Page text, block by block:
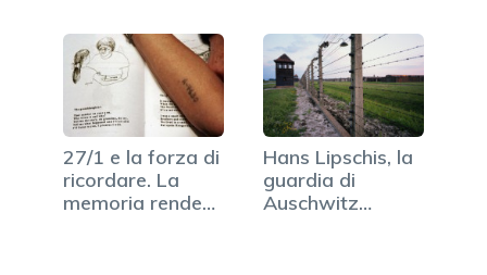
27/1 e la forza di
ricordare. La
memoria rende
Hans Lipschis, la
guardia di
Auschwitz